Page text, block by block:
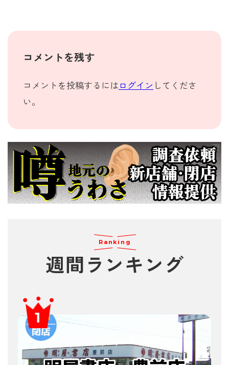
コメントを残す
コメントを投稿するには ログイン してくださ
い。
Ranking
週間 ランキング